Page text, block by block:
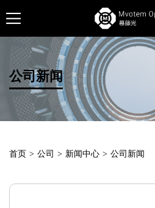
公司新闻
首页 > 公司 > 新闻中心 > 公司新闻